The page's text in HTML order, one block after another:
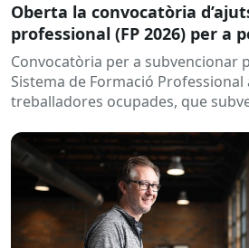
Oberta la convocatòria
professional (FP 2026) per a
treballadores ocupades
Convocatòria per a subvencionar
Sistema de Formació
treballadores ocupades, que